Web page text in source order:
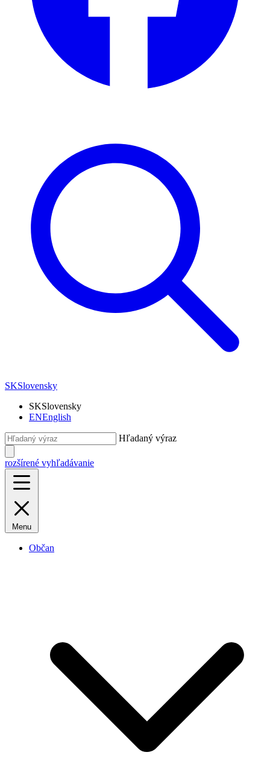
SKSlovensky
SKSlovensky
ENEnglish
Hľadaný výraz
rozšírené vyhľadávanie
Menu
Občan